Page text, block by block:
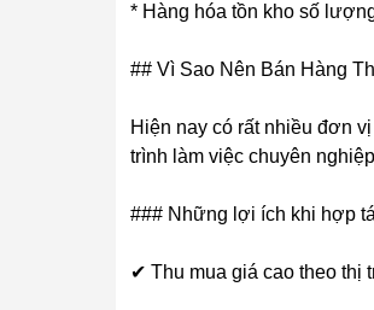
* Hàng hóa tồn kho số
## Vì Sao Nên Bán Hàng
Hiện nay có rất nhiều đơn
trình làm việc chuyên
### Những lợi ích khi hợp
✔ Thu mua giá cao theo thị